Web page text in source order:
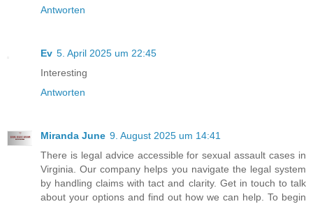
Antworten
Ev 5. April 2025 um 22:45
Interesting
Antworten
Miranda June 9. August 2025 um 14:41
There is legal advice accessible for sexual assault cases in
Virginia. Our company helps you navigate the legal system
by handling claims with tact and clarity. Get in touch to talk
about your options and find out how we can help. To begin